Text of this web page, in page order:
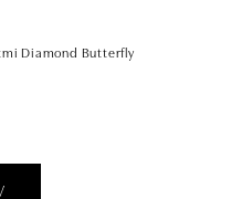
Diamond Butterfly